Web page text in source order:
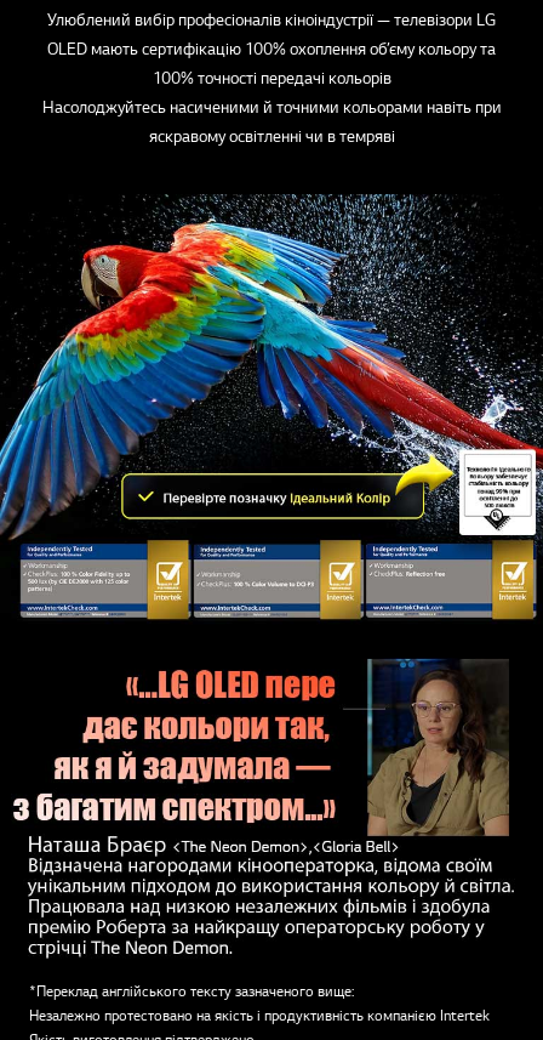
Улюблений вибір професіоналів кіноіндустрії — телевізори LG
OLED мають сертифікацію 100% охоплення об’єму кольору та
100% точності передачі кольорів
Насолоджуйтесь насиченими й точними кольорами навіть при
яскравому освітленні чи в темряві
*Переклад англійського тексту зазначеного вище:
Незалежно протестовано на якість і продуктивність компанією Intertek